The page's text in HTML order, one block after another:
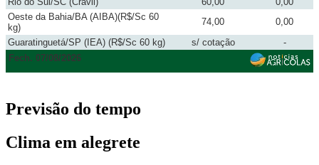
Oeste da Bahia/BA (AIBA)(R$/Sc 60
kg)
74,00
0,00
Guaratinguetá/SP (IEA) (R$/Sc 60 kg)
s/ cotação
-
Fech. 07/08/2026
Previsão do tempo
Clima em alegrete